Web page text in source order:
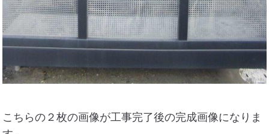
こちらの２枚の画像が工事完了後の完成画像になりま